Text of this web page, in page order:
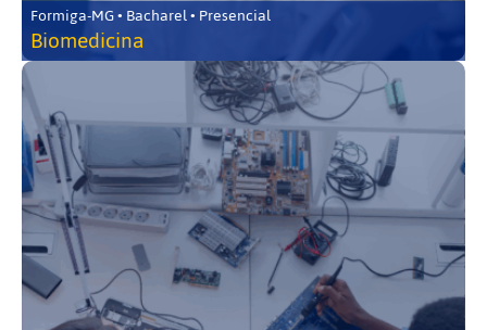
Formiga-MG • Bacharel • Presencial
Biomedicina